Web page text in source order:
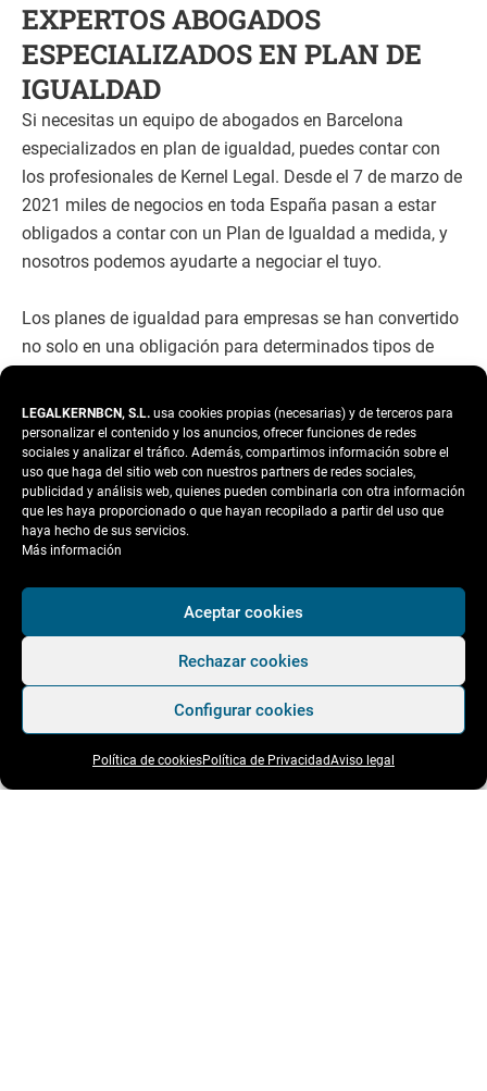
LEGALKERNBCN, S.L. usa cookies propias (necesarias) y de terceros para
personalizar el contenido y los anuncios, ofrecer funciones de redes
sociales y analizar el tráfico. Además, compartimos información sobre el
uso que haga del sitio web con nuestros partners de redes sociales,
publicidad y análisis web, quienes pueden combinarla con otra información
que les haya proporcionado o que hayan recopilado a partir del uso que
haya hecho de sus servicios.
Más información
Aceptar cookies
Rechazar cookies
Configurar cookies
Política de cookiesPolítica de PrivacidadAviso legal
EXPERTOS ABOGADOS
ESPECIALIZADOS EN PLAN DE
IGUALDAD
Si necesitas un equipo de abogados en Barcelona
especializados en plan de igualdad, puedes contar con
los profesionales de Kernel Legal. Desde el 7 de marzo de
2021 miles de negocios en toda España pasan a estar
obligados a contar con un Plan de Igualdad a medida, y
nosotros podemos ayudarte a negociar el tuyo.
Los planes de igualdad para empresas se han convertido
no solo en una obligación para determinados tipos de
conciencia empresarial y un requisito para ser contratado
por cualquier Administración Pública.
En este sentido, un plan de igualdad es un conjunto
ordenado de medidas adoptadas después de realizar un
diagnóstico de situación, cuyo objetivo es que la empresa
mujeres y hombres, erradicando la discriminación por
razón de sexo. Dentro del ámbito del compliance, contar
con un plan de igualdad puede ayudar a evitar la
comisión de delitos e infracciones relacionadas con la
igualdad, además de ayudar a crear un clima de absoluto